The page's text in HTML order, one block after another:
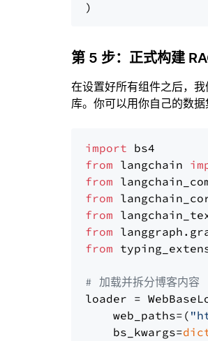
第 5 步：正式构建
在设置好所有组件之后，
库。你可以用你自己的数
import
from langchain
from
from
from
from
from
# 加载并拆分博客内容
loader =
    web_paths=(
    bs_kwargs=